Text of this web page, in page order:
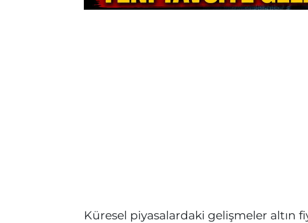
Küresel piyasalardaki gelişmeler altın